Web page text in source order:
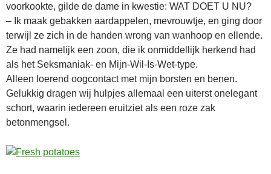
voorkookte, gilde de dame in kwestie: WAT DOET U NU?
– Ik maak gebakken aardappelen, mevrouwtje, en ging door
terwijl ze zich in de handen wrong van wanhoop en ellende.
Ze had namelijk een zoon, die ik onmiddellijk herkend had
als het Seksmaniak- en Mijn-Wil-Is-Wet-type.
Alleen loerend oogcontact met mijn borsten en benen.
Gelukkig dragen wij hulpjes allemaal een uiterst onelegant
schort, waarin iedereen eruitziet als een roze zak
betonmengsel.